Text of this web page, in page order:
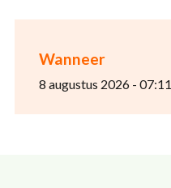
Wanneer
8 augustus 2026 - 07:11